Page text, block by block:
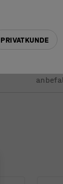
PRIVATKUNDE